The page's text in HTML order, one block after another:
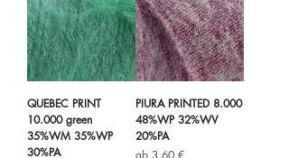
QUEBEC PRINT
10.000 green
35%WM 35%WP
30%PA
PIURA PRINTED 8.000
48%WP 32%WV
20%PA
ab 3,60 €
Sale-Preis